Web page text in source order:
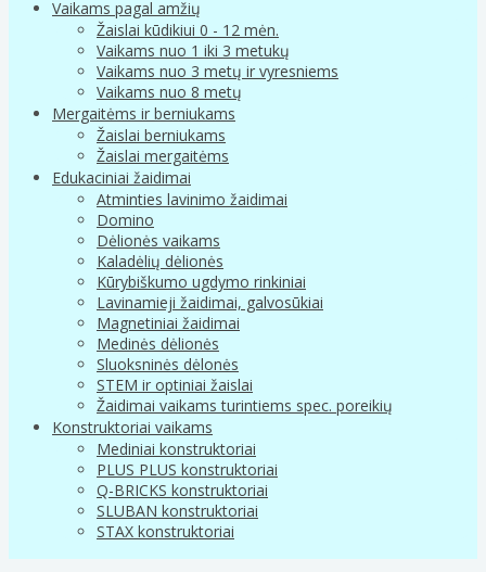
Vaikams pagal amžių
Žaislai kūdikiui 0 - 12 mėn.
Vaikams nuo 1 iki 3 metukų
Vaikams nuo 3 metų ir vyresniems
Vaikams nuo 8 metų
Mergaitėms ir berniukams
Žaislai berniukams
Žaislai mergaitėms
Edukaciniai žaidimai
Atminties lavinimo žaidimai
Domino
Dėlionės vaikams
Kaladėlių dėlionės
Kūrybiškumo ugdymo rinkiniai
Lavinamieji žaidimai, galvosūkiai
Magnetiniai žaidimai
Medinės dėlionės
Sluoksninės dėlonės
STEM ir optiniai žaislai
Žaidimai vaikams turintiems spec. poreikių
Konstruktoriai vaikams
Mediniai konstruktoriai
PLUS PLUS konstruktoriai
Q-BRICKS konstruktoriai
SLUBAN konstruktoriai
STAX konstruktoriai